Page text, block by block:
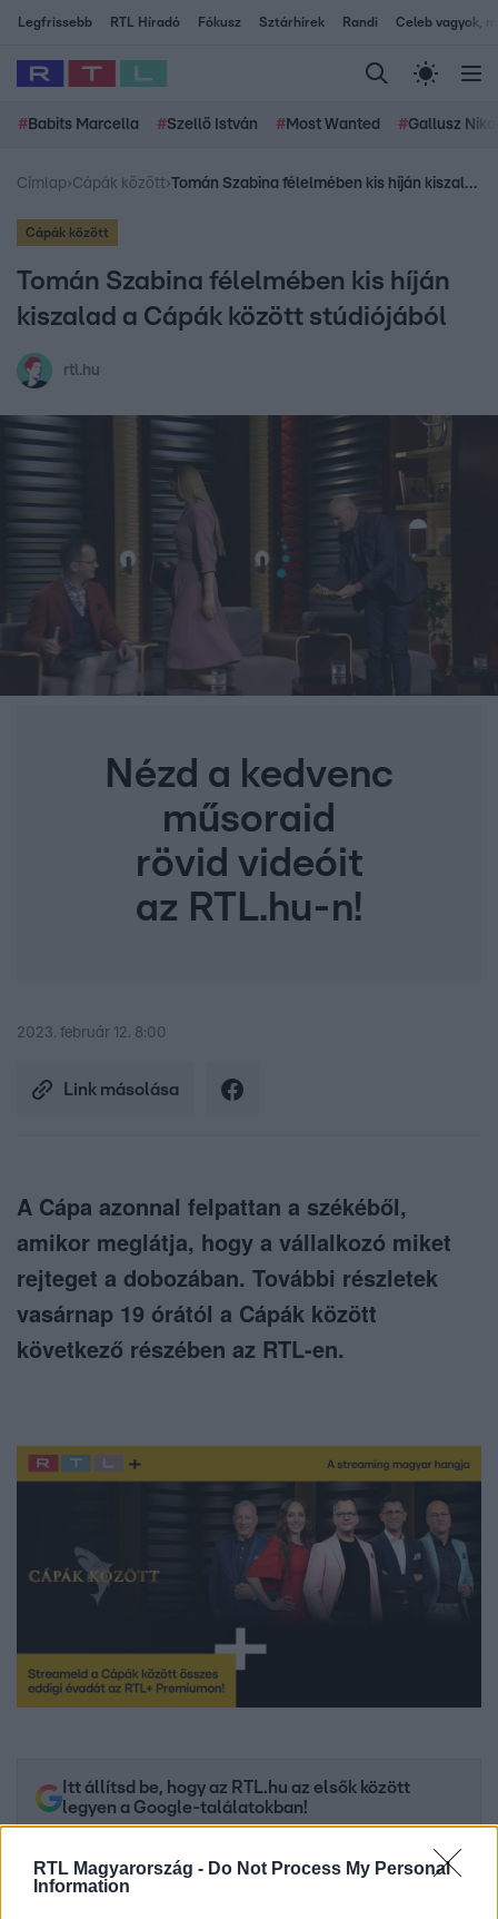
RTL Magyarország - Do Not Process My Personal
Information
Legfrissebb RTL Híradó Fókusz Sztárhírek Randi Celeb vagyok,
# Babits Marcella #Szellő István # Most Wanted #Gallusz
Címlap›Cápák között› Tomán Szabina félelmében kis híján kiszalad a Cápák között stúdiójából
Cápák között
Tomán Szabina félelmében kis híján
kiszalad a Cápák között stúdiójából
rtl.hu
Nézd a kedvenc
műsoraid
rövid videóit
az RTL.hu-n!
2023. február 12. 8:00
Link másolása
A Cápa azonnal felpattan a székéből,
amikor meglátja, hogy a vállalkozó miket
rejteget a dobozában. További részletek
vasárnap 19 órától a Cápák között
következő részében az RTL-en.
Itt állítsd be, hogy az RTL.hu az elsők között
legyen a Google-találatokban!